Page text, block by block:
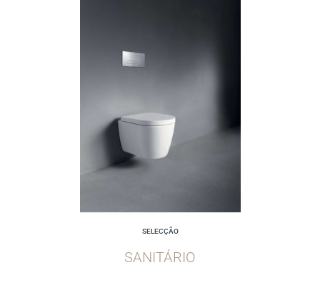
SELECÇÃO
SANITÁRIO